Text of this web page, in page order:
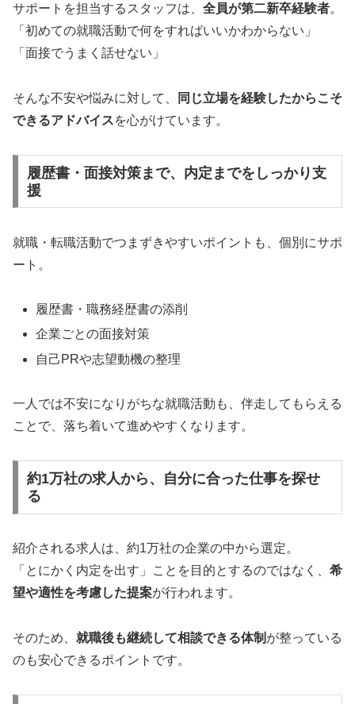
サポートを担当するスタッフは、 全員が第二新卒経験者。
「初めての就職活動で何をすればいいかわからない」
「面接でうまく話せない」
そんな不安や悩みに対して、
同じ立場を経験したからこそ
できるアドバイスを心がけています。
履歴書・面接対策まで、内定までをしっかり支
援
就職・転職活動でつまずきやすいポイントも、個別にサポ
ート。
履歴書・職務経歴書の添削
企業ごとの面接対策
自己PRや志望動機の整理
一人では不安になりがちな就職活動も、伴走してもらえる
ことで、落ち着いて進めやすくなります。
約1万社の求人から、自分に合った仕事を探せ
る
紹介される求人は、約1万社の企業の中から選定。
「とにかく内定を出す」ことを目的とするのではなく、 希
望や適性を考慮した提案が行われます。
そのため、 就職後も継続して相談できる体制 が整っている
のも安心できるポイントです。